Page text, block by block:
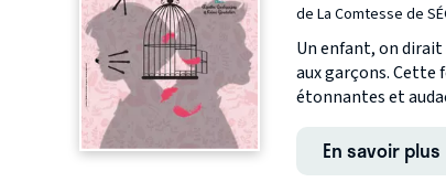
de La Comtesse de
Un enfant, on dirait
aux garçons. Cette
étonnantes et
En savoir plus